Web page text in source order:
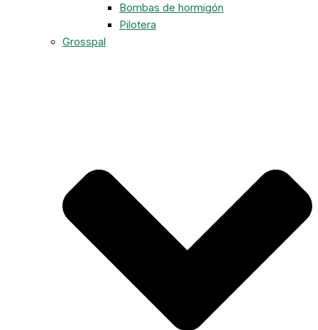
Bombas de hormigón
Pilotera
Grosspal